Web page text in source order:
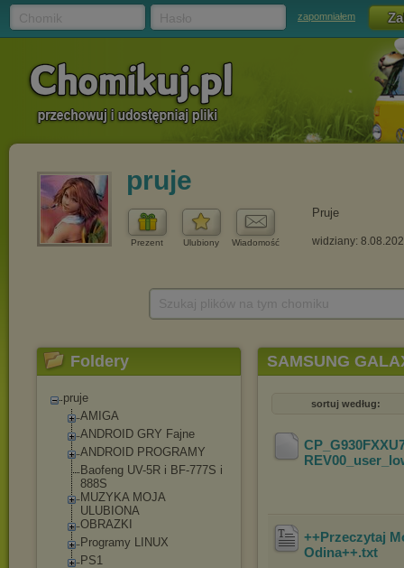
zapomniałem
pruje
Prezent Ulubiony Wiadomość
Pruje
widziany:
Foldery
pruje
AMIGA
ANDROID GRY Fajne
ANDROID PROGRAMY
Baofeng UV-5R i BF-777S i
888S
MUZYKA MOJA
ULUBIONA
OBRAZKI
Programy LINUX
PS1
SAMSUNG
sortuj według:
++Przeczytaj
Odina++.txt